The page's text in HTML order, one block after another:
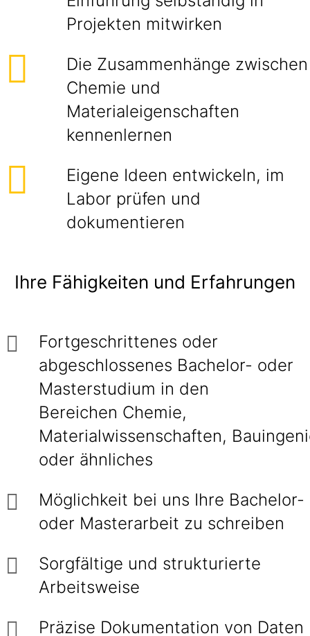
Projekten mitwirken
Die Zusammenhänge zwischen
Chemie und
Materialeigenschaften
kennenlernen
Eigene Ideen entwickeln, im
Labor prüfen und
dokumentieren
Ihre Fähigkeiten und Erfahrungen
Fortgeschrittenes oder
abgeschlossenes Bachelor- oder
Masterstudium in den
Bereichen Chemie,
Materialwissenschaften,
oder ähnliches
Möglichkeit bei uns Ihre Bachelor-
oder Masterarbeit zu schreiben
Sorgfältige und strukturierte
Arbeitsweise
Präzise Dokumentation von Daten